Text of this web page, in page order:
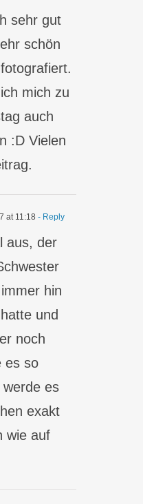
sehr gut
schön
mich zu
auch
:D Vielen
at 11:18 - Reply
aus, der
hin
und
noch
es so
es
exakt
wie auf